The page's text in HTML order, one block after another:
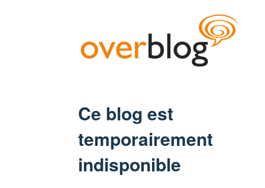
Ce blog est
temporairement
indisponible